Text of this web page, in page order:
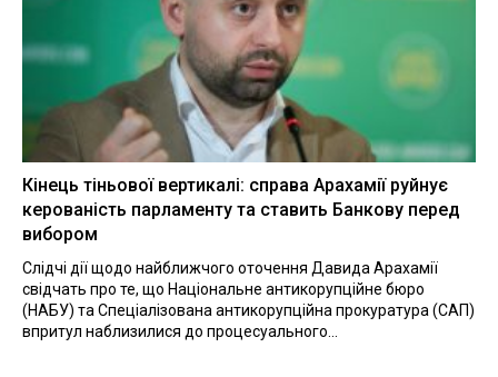
Кінець тіньової вертикалі: справа Арахамії руйнує
керованість парламенту та ставить Банкову перед
вибором
Слідчі дії щодо найближчого оточення Давида Арахамії
свідчать про те, що Національне антикорупційне бюро
(НАБУ) та Спеціалізована антикорупційна прокуратура (САП)
впритул наблизилися до процесуального...